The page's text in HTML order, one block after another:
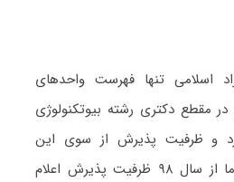
آزاد اسلامی تنها فهرست واحدهای
مقطع دکتری رشته بیوﺗﻜﻨﻮﻟﻮژی
و ظرفیت پذیرش از سوی این
دانشگاه اعلام نمی‌شد. اما از سال ۹۸ ظرفیت پذیرش اعلام